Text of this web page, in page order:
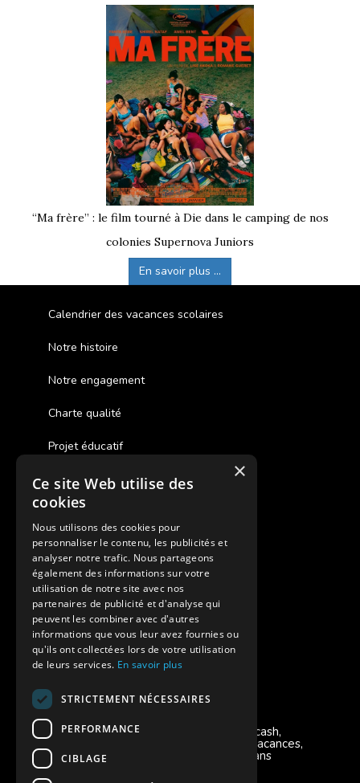
“Ma frère” : le film tourné à Die dans le camping de nos
colonies Supernova Juniors
En savoir plus ...
Calendrier des vacances scolaires
Notre histoire
Notre engagement
Charte qualité
Projet éducatif
Des colonies de vacances inclusives
Assurances annulations
Aides financières pour partir en colonie
Charte de confidentialité
Vacances Adaptées Adulte Supernova
Modes de règlement acceptés
Chèque, Virement, Espèces, Mandats cash,
Bons CAF, Conseil général, Chèques vacances,
Carte bancaire, Prise en charge reçu sans
règlement, Prélèvement, Pass Colo
×
Ce site Web utilise des
cookies
Nous utilisons des cookies pour
personnaliser le contenu, les publicités et
analyser notre trafic. Nous partageons
également des informations sur votre
utilisation de notre site avec nos
partenaires de publicité et d'analyse qui
peuvent les combiner avec d'autres
informations que vous leur avez fournies ou
qu'ils ont collectées lors de votre utilisation
de leurs services. En savoir plus
STRICTEMENT NÉCESSAIRES
PERFORMANCE
CIBLAGE